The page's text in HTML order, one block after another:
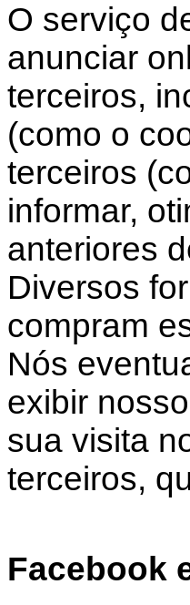
O serviço
anunciar
terceiros,
(como o
terceiros
informar,
anteriores
Diversos
compram
Nós
exibir
sua visita
terceiros,
Facebook